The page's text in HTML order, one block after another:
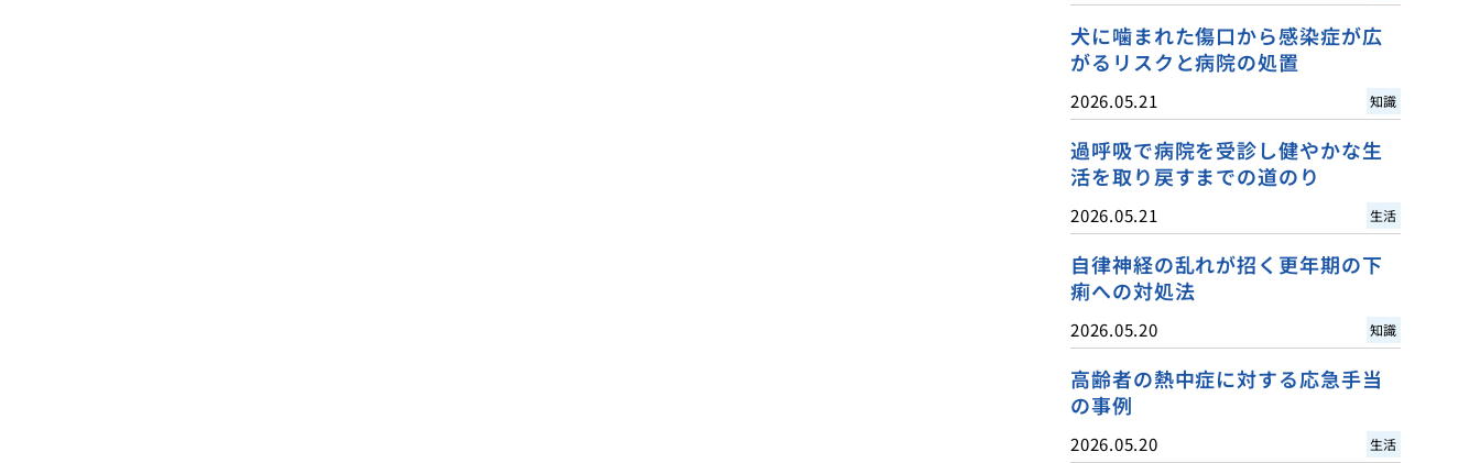
犬に噛まれた傷口から感染症が広
がるリスクと病院の処置
2026.05.21 知識
過呼吸で病院を受診し健やかな生
活を取り戻すまでの道のり
2026.05.21 生活
自律神経の乱れが招く更年期の下
痢への対処法
2026.05.20 知識
高齢者の熱中症に対する応急手当
の事例
2026.05.20 生活